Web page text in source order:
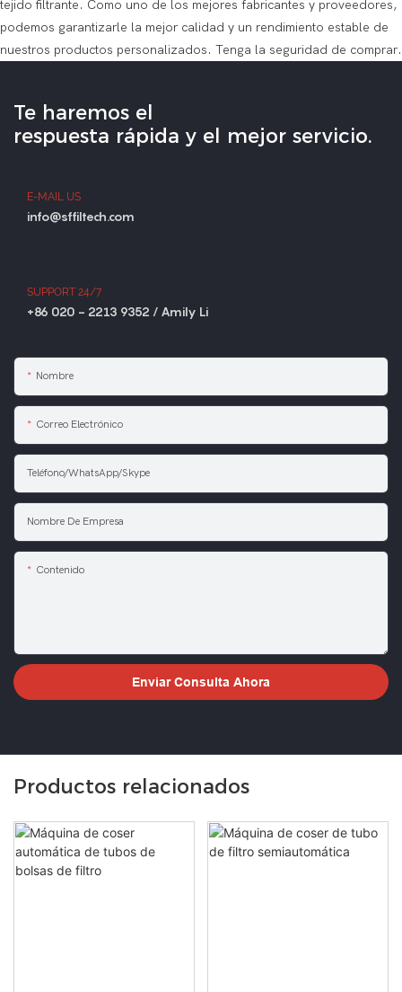
tejido filtrante. Como uno de los mejores fabricantes y proveedores,
podemos garantizarle la mejor calidad y un rendimiento estable de
nuestros productos personalizados. Tenga la seguridad de comprar.
Te haremos el
respuesta rápida y el mejor servicio.
E-MAIL US
info@sffiltech.com
SUPPORT 24/7
+86 020 - 2213 9352 / Amily Li
Nombre
Correo Electrónico
Teléfono/WhatsApp/Skype
Nombre De Empresa
Contenido
Enviar Consulta Ahora
Productos relacionados